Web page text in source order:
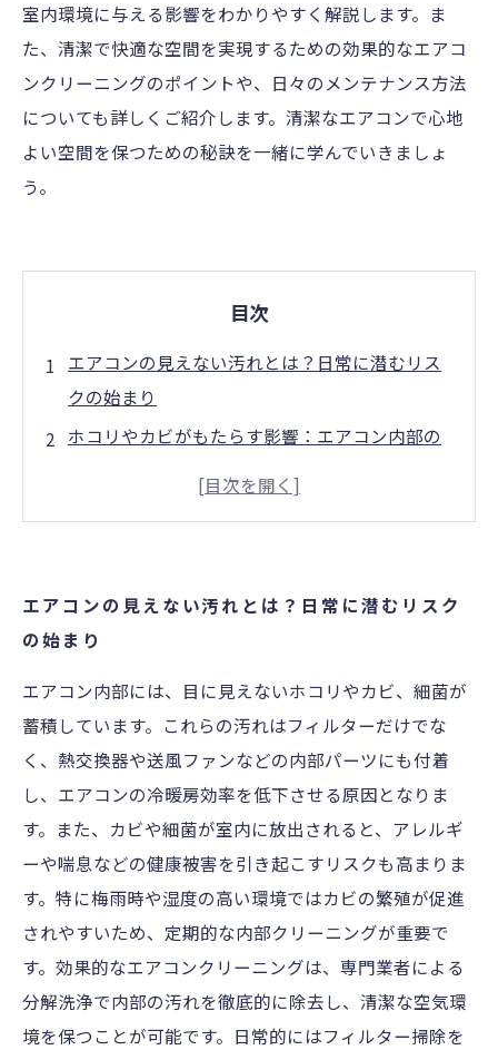
室内環境に与える影響をわかりやすく解説します。ま
た、清潔で快適な空間を実現するための効果的なエアコ
ンクリーニングのポイントや、日々のメンテナンス方法
についても詳しくご紹介します。清潔なエアコンで心地
よい空間を保つための秘訣を一緒に学んでいきましょ
う。
目次
エアコンの見えない汚れとは？日常に潜むリス
クの始まり
ホコリやカビがもたらす影響：エアコン内部の
日々のメンテナンスで長持ち！エアコンを守る
秘訣まとめ
エアコンクリーニングの選び方と信頼できる業
者の見極め方
清潔なエアコンで健康と快適を両立する生活の
すすめ
エアコンの見えない汚れとは？日常に潜むリスク
の始まり
エアコン内部には、目に見えないホコリやカビ、細菌が
蓄積しています。これらの汚れはフィルターだけでな
く、熱交換器や送風ファンなどの内部パーツにも付着
し、エアコンの冷暖房効率を低下させる原因となりま
す。また、カビや細菌が室内に放出されると、アレルギ
ーや喘息などの健康被害を引き起こすリスクも高まりま
す。特に梅雨時や湿度の高い環境ではカビの繁殖が促進
されやすいため、定期的な内部クリーニングが重要で
す。効果的なエアコンクリーニングは、専門業者による
分解洗浄で内部の汚れを徹底的に除去し、清潔な空気環
境を保つことが可能です。日常的にはフィルター掃除を